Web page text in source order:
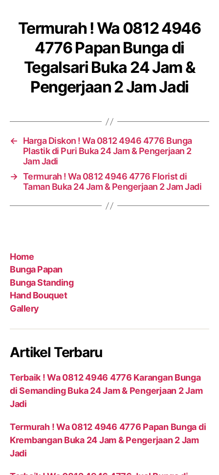
Termurah ! Wa 0812 4946
4776 Papan Bunga di
Tegalsari Buka 24 Jam &
Pengerjaan 2 Jam Jadi
←
Harga Diskon ! Wa 0812 4946 4776 Bunga
Plastik di Puri Buka 24 Jam & Pengerjaan 2
Jam Jadi
→ Termurah ! Wa 0812 4946 4776 Florist di
Taman Buka 24 Jam & Pengerjaan 2 Jam Jadi
Home
Bunga Papan
Bunga Standing
Hand Bouquet
Gallery
Artikel Terbaru
Terbaik ! Wa 0812 4946 4776 Karangan Bunga
di Semanding Buka 24 Jam & Pengerjaan 2 Jam
Jadi
Termurah ! Wa 0812 4946 4776 Papan Bunga di
Krembangan Buka 24 Jam & Pengerjaan 2 Jam
Jadi